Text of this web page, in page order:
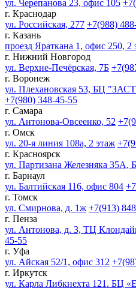
ул. Черепанова 23, офис 105
г. Краснодар
ул. Российская, 277 +7(988)
г. Казань
проезд Яраткана 1, офис 250, 2
г. Нижний Новгород
ул. Верхне-Печёрская, 7Б
г. Воронеж
ул. Плехановская 53, БЦ
+7(980) 348-45-55
г. Самара
ул. Антонова-Овсеенко, 52
г. Омск
ул. 20-я линия 108а, 2 этаж
г. Красноярск
ул. Партизана Железняка 35А,
г. Барнаул
ул. Балтийская 116, офис 804
г. Томск
ул. Смирнова, д. 1ж +7(913)
г. Пенза
ул. Антонова, д. 3, ТЦ
45-55
г. Уфа
ул. Айская 52/1, офис 312
г. Иркутск
ул. Карла Либкнехта 121. БЦ